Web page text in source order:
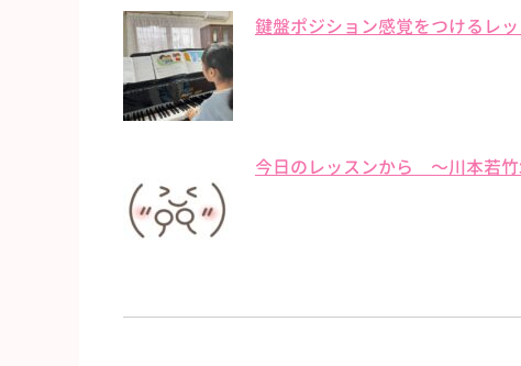
鍵盤ポジション感覚をつけるレ
今日のレッスンから 〜川本若